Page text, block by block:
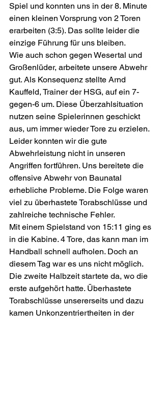
Spiel und konnten uns in der 8. Minute
einen kleinen Vorsprung von 2 Toren
erarbeiten (3:5). Das sollte leider die
einzige Führung für uns bleiben.
Wie auch schon gegen Wesertal und
Großenlüder, arbeitete unsere Abwehr
gut. Als Konsequenz stellte Arnd
Kauffeld, Trainer der HSG, auf ein 7-
gegen-6 um. Diese Überzahlsituation
nutzen seine Spielerinnen geschickt
aus, um immer wieder Tore zu erzielen.
Leider konnten wir die gute
Abwehrleistung nicht in unseren
Angriffen fortführen. Uns bereitete die
offensive Abwehr von Baunatal
erhebliche Probleme. Die Folge waren
viel zu überhastete Torabschlüsse und
zahlreiche technische Fehler.
Mit einem Spielstand von 15:11 ging es
in die Kabine. 4 Tore, das kann man im
Handball schnell aufholen. Doch an
diesem Tag war es uns nicht möglich.
Die zweite Halbzeit startete da, wo die
erste aufgehört hatte. Überhastete
Torabschlüsse unsererseits und dazu
kamen Unkonzentriertheiten in der